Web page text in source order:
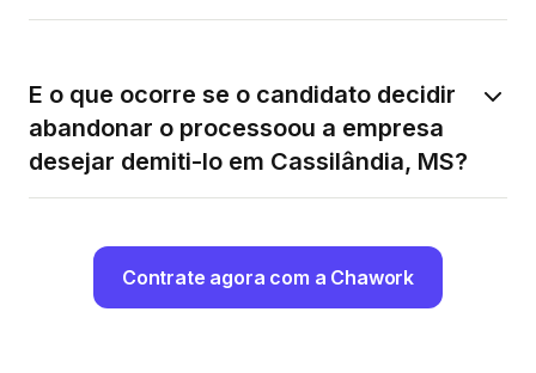
E o que ocorre se o candidato decidir
abandonar o processoou a empresa
desejar demiti-lo em Cassilândia, MS?
Contrate agora com a Chawork